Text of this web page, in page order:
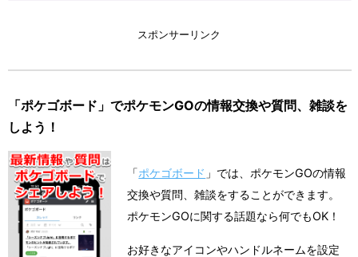
スポンサーリンク
「ポケゴボード」でポケモンGOの情報交換や質問、雑談を
しよう！
「ポケゴボード 」では、ポケモンGOの情報
交換や質問、雑談をすることができます。
ポケモンGOに関する話題なら何でもOK！
お好きなアイコンやハンドルネームを設定